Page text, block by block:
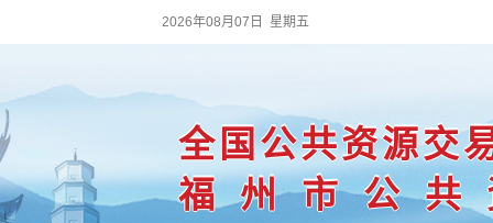
2026年08月07日 星期五
全国公共资源交
福州市公